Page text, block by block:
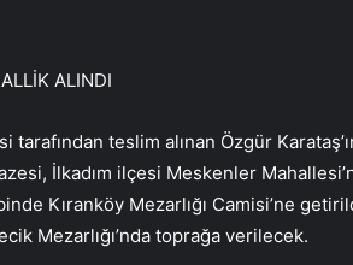
ALINDI
tarafından teslim alınan Özgür
İlkadım ilçesi Meskenler
Kıranköy Mezarlığı Camisi’ne
Mezarlığı’nda toprağa verilecek.